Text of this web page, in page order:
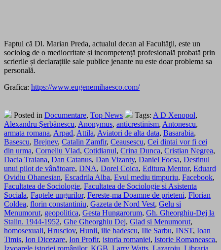
Faptul că Dl. Marian Preda, actualul decan al Facultăţii, este un
sociolog de o mediocritate și incompetență profesională probată prin
scrierile și declarațiile sale publice jenante nu este doar problema sa
personală.
Grafica: https://www.eugenemihaesco.com/
Posted in Documentare, Top News Tags: A D Xenopol,
Alexandru Şerbănescu, Anonymus, anticrestinism, Antonescu,
armata romana, Arpad, Attila, Aviatori de alta data, Basarabia,
Basescu, Brejnev, Catalin Zamfir, Ceausescu, Cei dintai vor fi cei
din urma, Corneliu Vlad, Cotidianul, Crina Dunca, Cristian Negrea,
Dacia Traiana, Dan Catanus, Dan Vizanty, Daniel Focsa, Destinul
unui pilot de vânătoare, DNA, Dorel Coica, Editura Mentor, Eduard
Ovidiu Ohanesian, Escadrila Alba, Evul mediu timpuriu, Facebook,
Facultatea de Sociologie, Facultatea de Sociologie si Asistenta
Sociala, Faptele ungurilor, Fereste-ma Doamne de prieteni, Florian
Coldea, florin constantiniu, Gazeta de Nord Vest, Gelu si
Menumorut, geopolitica, Gesta Hungarorum, Gh. Gheorghiu-Dej la
Stalin. 1944-1952, Ghe Gheorghiu Dej, Glad si Menumorut,
homosexuali, Hrusciov, Hunii, ilie badescu, Ilie Sarbu, INST, Ioan
Timis, Ion Dicezare, Ion Profir, istoria romaniei, Istorie Romaneasca,
Izvoarele istoriei românilor, KGB, Larry Watts, Lazaroiu, Libraria